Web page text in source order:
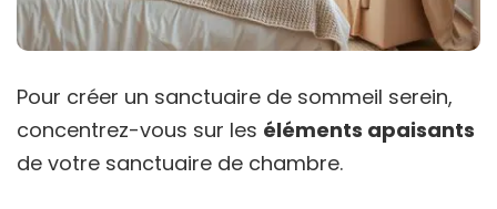
Pour créer un sanctuaire de sommeil serein,
concentrez-vous sur les éléments apaisants
de votre sanctuaire de chambre.